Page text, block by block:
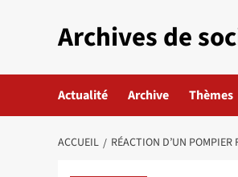
Archives de
Actualité Archive Thèmes
ACCUEIL RÉACTION D’UN POMPIER